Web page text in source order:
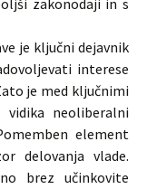
zakonodaji in s
je ključni dejavnik
interese
je med ključnimi
neoliberalni
element
delovanja vlade.
brez učinkovite